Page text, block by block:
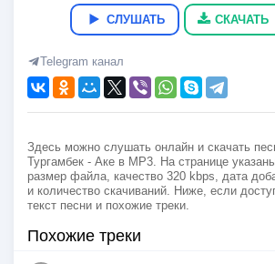
СЛУШАТЬ СКАЧАТЬ
Telegram канал
Здесь можно слушать онлайн и скачать
Тургамбек - Аке в MP3. На странице
размер файла, качество 320 kbps, дата
и количество скачиваний. Ниже, если
текст песни и похожие треки.
Похожие треки